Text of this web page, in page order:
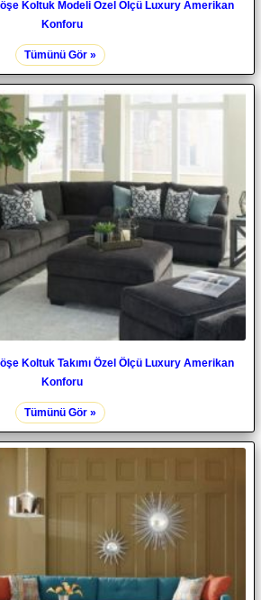
Koltuk Modeli Özel Ölçü Luxury Amerikan
Konforu
Tümünü Gör »
Koltuk Takımı Özel Ölçü Luxury Amerikan
Konforu
Tümünü Gör »